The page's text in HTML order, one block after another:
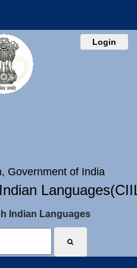
Login
Government of India
Indian Languages